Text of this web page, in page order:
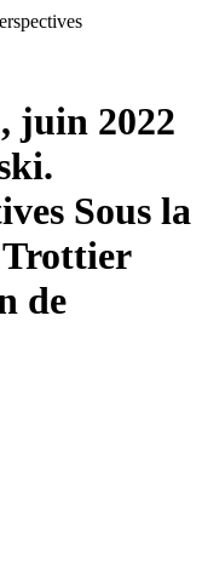
juin 2022
Sous la
de